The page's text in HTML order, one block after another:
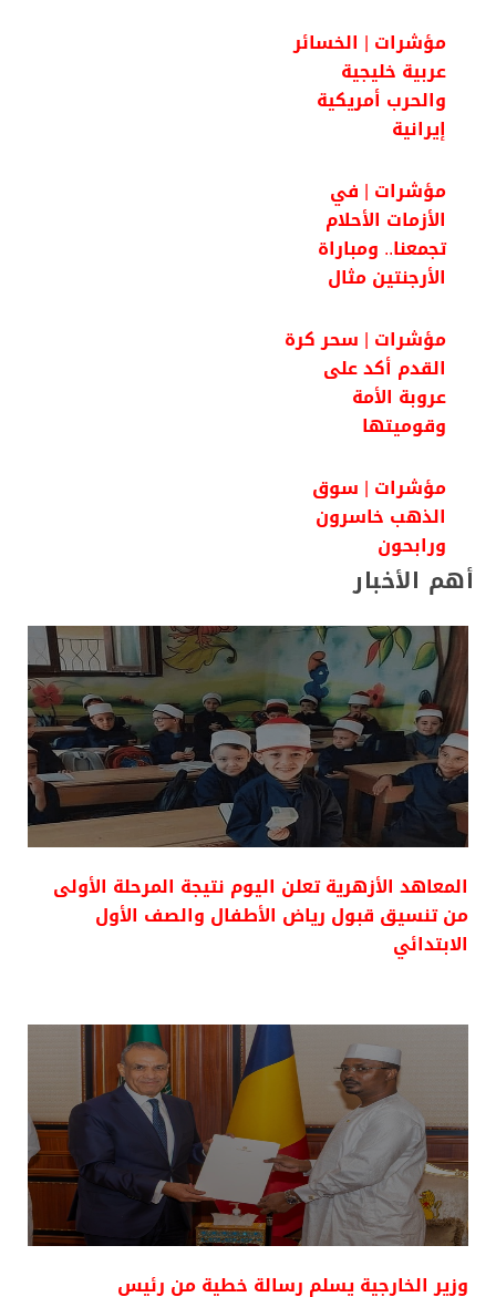
مؤشرات | الخسائر
عربية خليجية
والحرب أمريكية
إيرانية
مؤشرات | في
الأزمات الأحلام
تجمعنا.. ومباراة
الأرجنتين مثال
مؤشرات | سحر كرة
القدم أكد على
عروبة الأمة
وقوميتها
مؤشرات | سوق
الذهب خاسرون
ورابحون
أهم الأخبار
المعاهد الأزهرية تعلن اليوم نتيجة المرحلة الأولى
من تنسيق قبول رياض الأطفال والصف الأول
الابتدائي
وزير الخارجية يسلم رسالة خطية من رئيس